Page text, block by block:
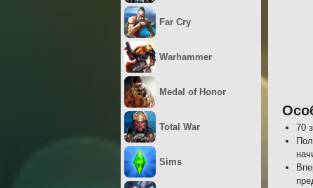
70
Far Cry
Warhammer
Medal of Honor
Total War
Sims